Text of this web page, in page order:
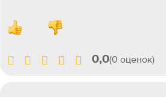
0,0(0 оценок)